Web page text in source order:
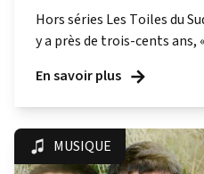
Hors séries Les Toiles du
y a près de trois-cents ans,
En savoir plus
MUSIQUE